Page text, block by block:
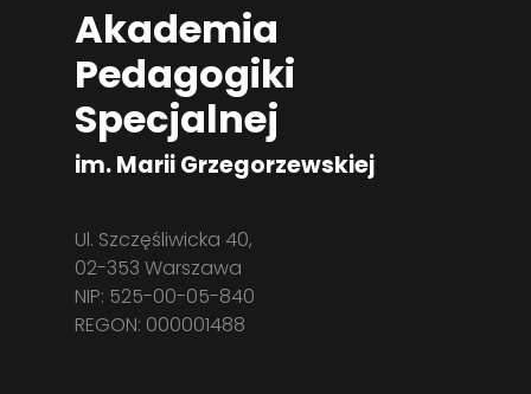
Akademia
Pedagogiki
Specjalnej
im. Marii Grzegorzewskiej
Ul. Szczęśliwicka 40,
02-353 Warszawa
NIP: 525-00-05-840
REGON: 000001488